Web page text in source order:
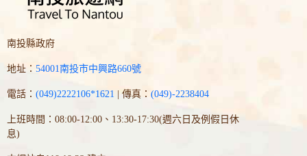
南投縣政府
地址： 54001南投市中興路660號
電話： (049)2222106*1621 | 傳真： (049)-2238404
上班時間：08:00-12:00、13:30-17:30(週六日及例假日休
息)